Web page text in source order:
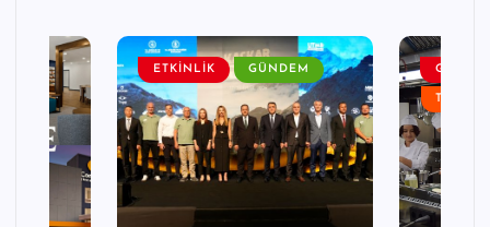
ETKINLIK GÜNDEM
TURIZM